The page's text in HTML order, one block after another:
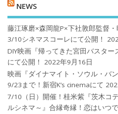
NEWS
藤江琢磨×森岡龍P×下社敦郎監督・
3/10シネマスコーレにて公開！
DIY映画『帰ってきた宮田バスタ
にて公開！
2022年9月16日
映画『ダイナマイト・ソウル・バ
9/23まで！新宿K’s cinemaにて
7/10（日）開催！桂米紫『茨木コ
ルシネマ～』合縁奇縁！恋はいつ